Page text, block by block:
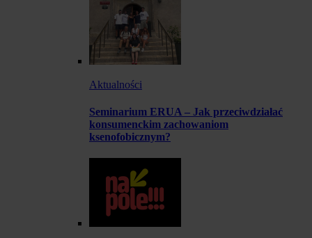
Aktualności
Seminarium ERUA – Jak przeciwdziałać
konsumenckim zachowaniom
ksenofobicznym?